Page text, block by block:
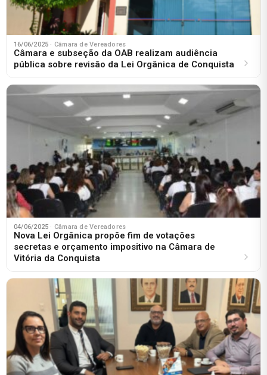
16/06/2025 · Câmara de Vereadores
Câmara e subseção da OAB realizam audiência
pública sobre revisão da Lei Orgânica de Conquista
04/06/2025 · Câmara de Vereadores
Nova Lei Orgânica propõe fim de votações
secretas e orçamento impositivo na Câmara de
Vitória da Conquista